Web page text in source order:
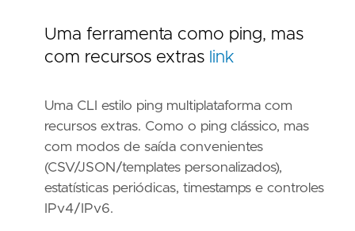
Uma ferramenta como ping, mas
com recursos extras link
Uma CLI estilo ping multiplataforma com
recursos extras. Como o ping clássico, mas
com modos de saída convenientes
(CSV/JSON/templates personalizados),
estatísticas periódicas, timestamps e controles
IPv4/IPv6.